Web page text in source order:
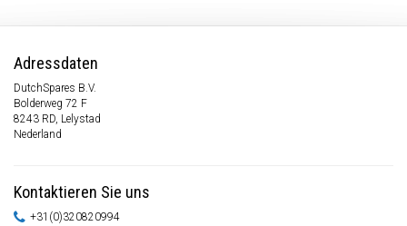
Adressdaten
DutchSpares B.V.
Bolderweg 72 F
8243 RD, Lelystad
Nederland
Kontaktieren Sie uns
+31(0)320820994